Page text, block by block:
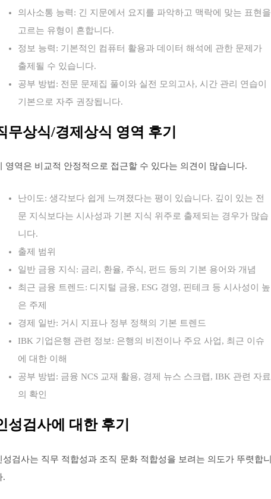
의사소통 능력: 긴 지문에서 요지를 파악하고 맥락에 맞는 표현을
고르는 유형이 흔합니다.
정보 능력: 기본적인 컴퓨터 활용과 데이터 해석에 관한 문제가
출제될 수 있습니다.
공부 방법: 전문 문제집 풀이와 실전 모의고사, 시간 관리 연습이
기본으로 자주 권장됩니다.
무상식/경제상식 영역 후기
영역은 비교적 안정적으로 접근할 수 있다는 의견이 많습니다.
난이도: 생각보다 쉽게 느껴졌다는 평이 있습니다. 깊이 있는 전
문 지식보다는 시사성과 기본 지식 위주로 출제되는 경우가 많습
니다.
출제 범위
일반 금융 지식: 금리, 환율, 주식, 펀드 등의 기본 용어와 개념
최근 금융 트렌드: 디지털 금융, ESG 경영, 핀테크 등 시사성이 높
은 주제
경제 일반: 거시 지표나 정부 정책의 기본 트렌드
IBK 기업은행 관련 정보: 은행의 비전이나 주요 사업, 최근 이슈
에 대한 이해
공부 방법: 금융 NCS 교재 활용, 경제 뉴스 스크랩, IBK 관련 자료
의 확인
성검사에 대한 후기
성검사는 직무 적합성과 조직 문화 적합성을 보려는 의도가 뚜렷합니
.